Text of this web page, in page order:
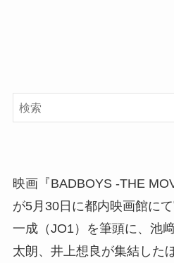
映画『BADBOYS -THE
が5月30日に都内映画館に
一成（JO1）を筆頭に、池
太朗、井上想良が集結した